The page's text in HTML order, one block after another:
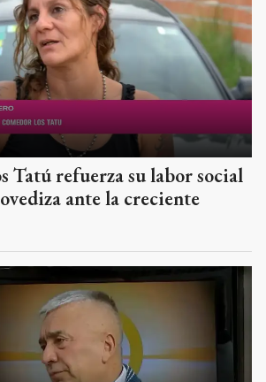
Tatú refuerza su labor social
ante la creciente